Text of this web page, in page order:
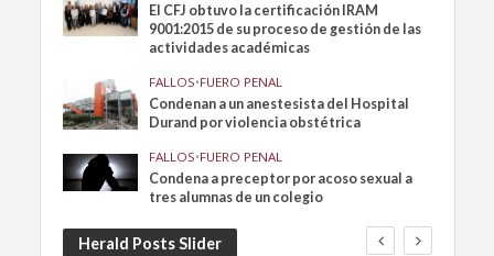
El CFJ obtuvo la certificación IRAM
9001:2015 de su proceso de gestión de las
actividades académicas
FALLOS•FUERO PENAL
Condenan a un anestesista del Hospital
Durand por violencia obstétrica
FALLOS•FUERO PENAL
Condena a preceptor por acoso sexual a
tres alumnas de un colegio
Herald Posts Slider